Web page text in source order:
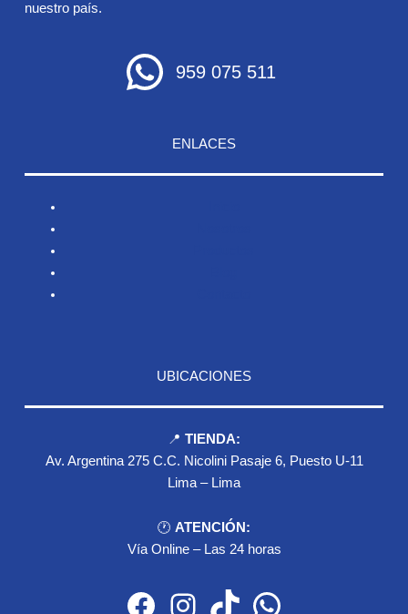
nuestro país.
959 075 511
ENLACES
UBICACIONES
📍 TIENDA:
Av. Argentina 275 C.C. Nicolini Pasaje 6, Puesto U-11
Lima – Lima
🕐 ATENCIÓN:
Vía Online – Las 24 horas
Facebook Instagram TikTok WhatsApp